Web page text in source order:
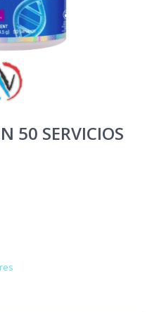
50 SERVICIOS